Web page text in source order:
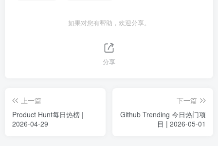
如果对您有帮助，欢迎分享。
分享
上一篇
Product Hunt每日热榜 |
2026-04-29
下一篇
Github Trending 今日热门项
目 | 2026-05-01